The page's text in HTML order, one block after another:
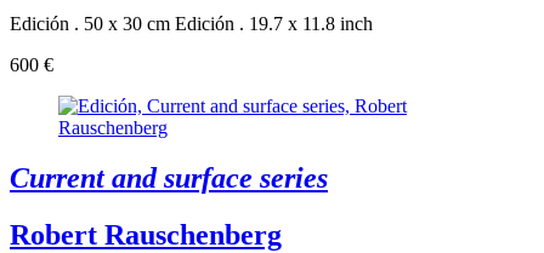
Edición . 50 x 30 cm Edición . 19.7 x 11.8 inch
600 €
Current and surface series
Robert Rauschenberg